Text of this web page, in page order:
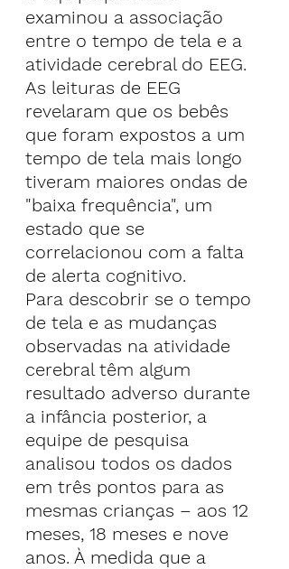
examinou a associação
entre o tempo de tela e a
atividade cerebral do EEG.
As leituras de EEG
revelaram que os bebês
que foram expostos a um
tempo de tela mais longo
tiveram maiores ondas de
"baixa frequência", um
estado que se
correlacionou com a falta
de alerta cognitivo.
Para descobrir se o tempo
de tela e as mudanças
observadas na atividade
cerebral têm algum
resultado adverso durante
a infância posterior, a
equipe de pesquisa
analisou todos os dados
em três pontos para as
mesmas crianças – aos 12
meses, 18 meses e nove
anos. À medida que a